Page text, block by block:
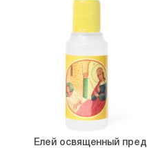
Елей освященный пред